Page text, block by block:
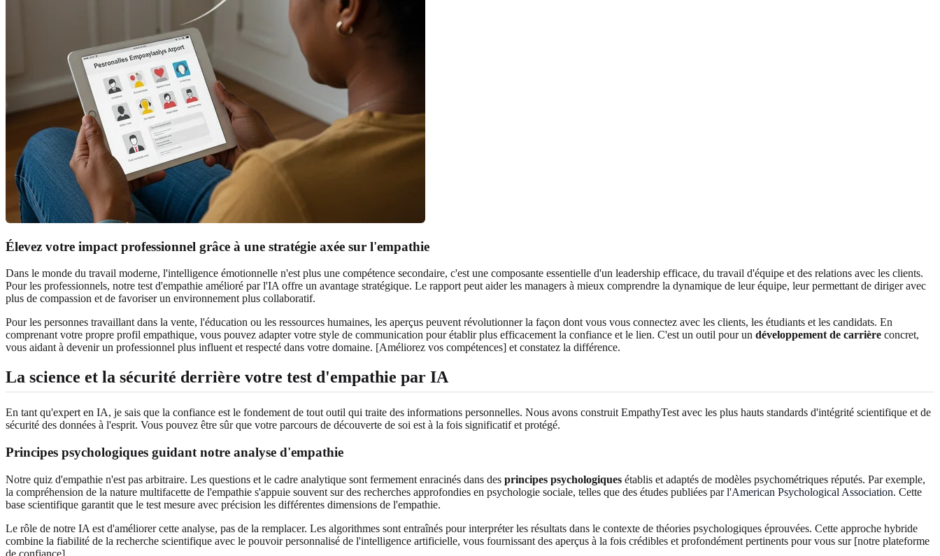
Élevez votre impact professionnel grâce à une stratégie axée sur l'empathie
Dans le monde du travail moderne, l'intelligence émotionnelle n'est plus une compétence secondaire, c'est une composante essentielle d'un leadership efficace, du travail d'équipe et des relations avec les clients.
Pour les professionnels, notre test d'empathie amélioré par l'IA offre un avantage stratégique. Le rapport peut aider les managers à mieux comprendre la dynamique de leur équipe, leur permettant de diriger avec
plus de compassion et de favoriser un environnement plus collaboratif.
Pour les personnes travaillant dans la vente, l'éducation ou les ressources humaines, les aperçus peuvent révolutionner la façon dont vous vous connectez avec les clients, les étudiants et les candidats. En
comprenant votre propre profil empathique, vous pouvez adapter votre style de communication pour établir plus efficacement la confiance et le lien. C'est un outil pour un développement de carrière concret,
vous aidant à devenir un professionnel plus influent et respecté dans votre domaine. [Améliorez vos compétences] et constatez la différence.
La science et la sécurité derrière votre test d'empathie par IA
En tant qu'expert en IA, je sais que la confiance est le fondement de tout outil qui traite des informations personnelles. Nous avons construit EmpathyTest avec les plus hauts standards d'intégrité scientifique et de
sécurité des données à l'esprit. Vous pouvez être sûr que votre parcours de découverte de soi est à la fois significatif et protégé.
Principes psychologiques guidant notre analyse d'empathie
Notre quiz d'empathie n'est pas arbitraire. Les questions et le cadre analytique sont fermement enracinés dans des principes psychologiques établis et adaptés de modèles psychométriques réputés. Par exemple,
la compréhension de la nature multifacette de l'empathie s'appuie souvent sur des recherches approfondies en psychologie sociale, telles que des études publiées par l'American Psychological Association. Cette
base scientifique garantit que le test mesure avec précision les différentes dimensions de l'empathie.
Le rôle de notre IA est d'améliorer cette analyse, pas de la remplacer. Les algorithmes sont entraînés pour interpréter les résultats dans le contexte de théories psychologiques éprouvées. Cette approche hybride
combine la fiabilité de la recherche scientifique avec le pouvoir personnalisé de l'intelligence artificielle, vous fournissant des aperçus à la fois crédibles et profondément pertinents pour vous sur [notre plateforme
de confiance].